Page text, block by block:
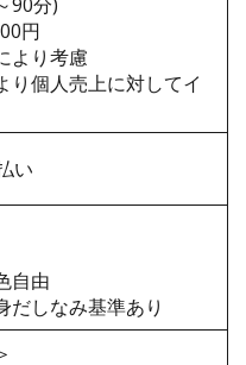
円
より考慮
個人売上に対してイ
い
自由
しなみ基準あり